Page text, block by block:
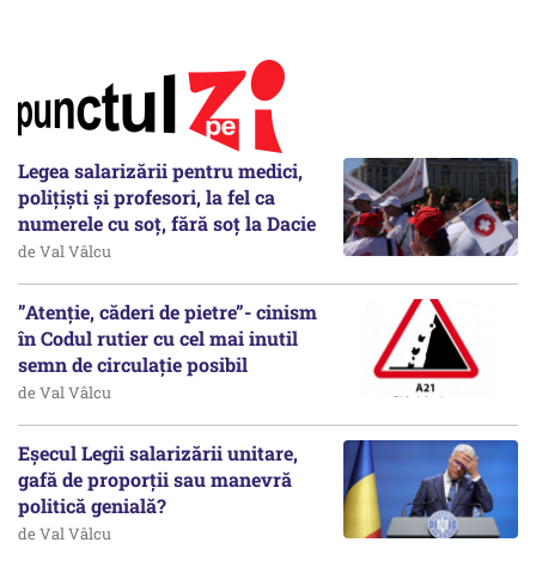
Legea salarizării pentru medici,
polițiști și profesori, la fel ca
numerele cu soț, fără soț la Dacie
de Val Vâlcu
”Atenție, căderi de pietre”- cinism
în Codul rutier cu cel mai inutil
semn de circulație posibil
de Val Vâlcu
Eșecul Legii salarizării unitare,
gafă de proporții sau manevră
politică genială?
de Val Vâlcu